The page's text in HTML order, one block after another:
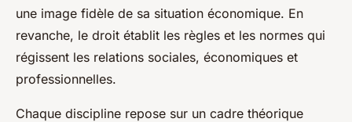
une image fidèle de sa situation économique. En
revanche, le droit établit les règles et les normes qui
régissent les relations sociales, économiques et
professionnelles.
Chaque discipline repose sur un cadre théorique